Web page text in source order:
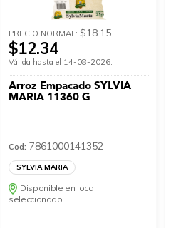
PRECIO NORMAL:$18.15
$12.34
Válida hasta el 14-08-2026.
Arroz Empacado SYLVIA
MARIA 11360 G
Cod: 7861000141352
SYLVIA MARIA
Disponible en local
seleccionado